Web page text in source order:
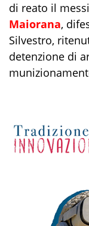
di reato il
Maiorana,
Silvestro,
detenzione di